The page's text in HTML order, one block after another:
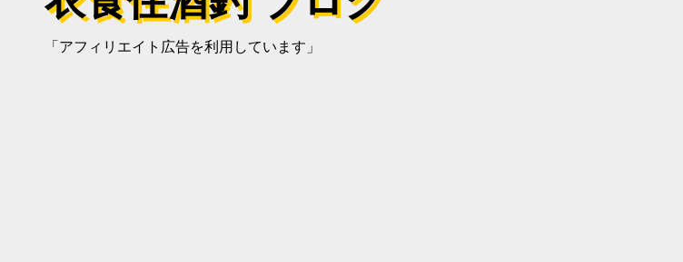
「アフィリエイト広告を利用しています」